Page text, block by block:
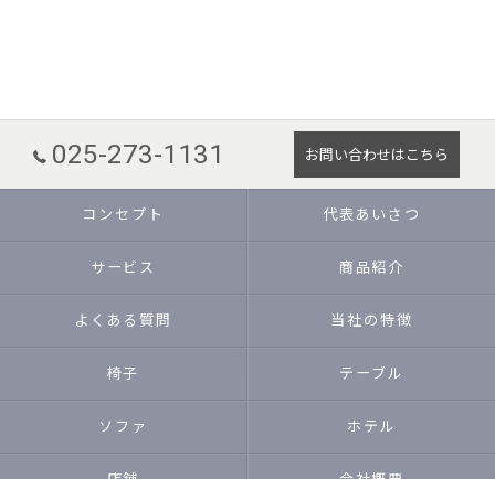
025-273-1131 お問い合わせはこちら
コンセプト 代表あいさつ
サービス 商品紹介
よくある質問 当社の特徴
椅子 テーブル
ソファ ホテル